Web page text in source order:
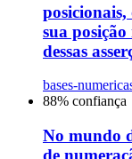
sua
dessas
bases-
88% confiança
No mundo
de